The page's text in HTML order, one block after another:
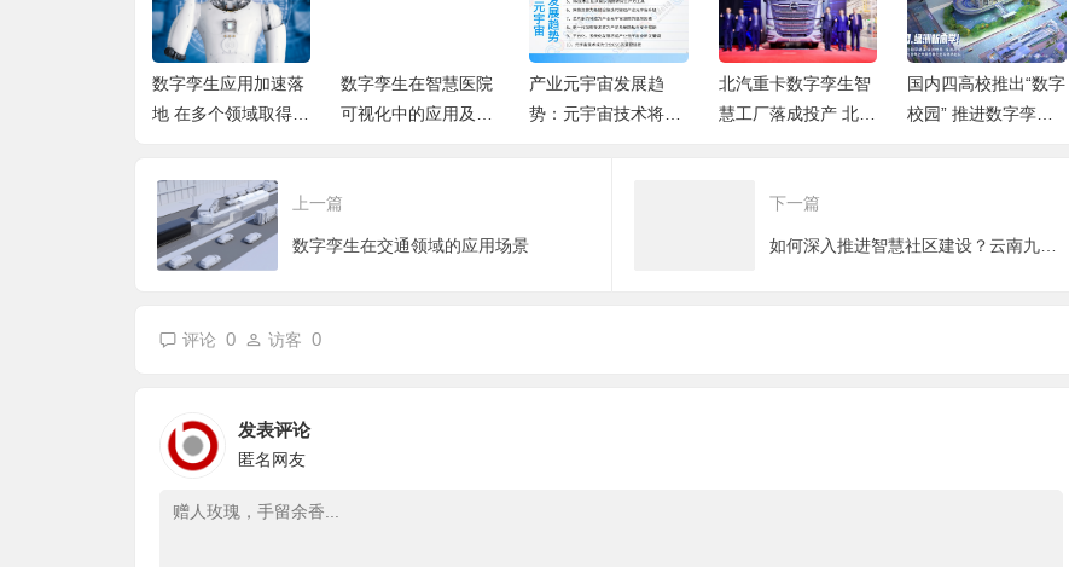
数字孪生在智慧医院
可视化中的应用及挑
产业元宇宙发展趋
势：元宇宙技术将进
北汽重卡数字孪生智
慧工厂落成投产 北京
国内四高校推出“数字
校园” 推进数字孪生
沪上公立医院首个文
明创建数字孪生平台
上一篇
数字孪生在交通领域的应用场景
下一篇
如何深入推进智慧社区建设？云南九部门提出要求
评论 0 访客 0
发表评论
匿名网友